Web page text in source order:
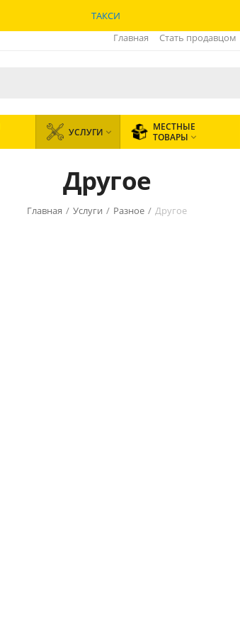
ТАКСИ
Главная Стать продавцом
УСЛУГИ 
МЕСТНЫЕ
ТОВАРЫ 
Другое
Главная / Услуги / Разное / Другое